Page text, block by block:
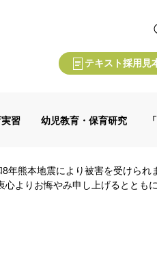
テキスト採用見
習 幼児教育・保育研究
年熊本地震により被害を受けられ
心よりお悔やみ申し上げるととも